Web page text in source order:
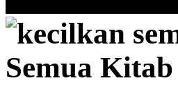
kecilkan
Semua